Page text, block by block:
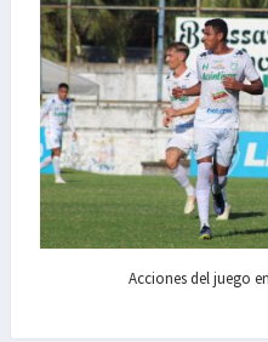
Acciones del juego